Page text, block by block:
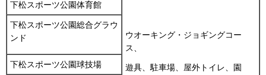
下松スポーツ公園体育館
ウオーキング・ジョギングコー
ス、
遊具、駐車場、屋外トイレ、園
下松スポーツ公園総合グラウ
ンド
下松スポーツ公園球技場